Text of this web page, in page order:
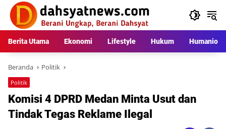
Langsung
konten
Berita Utama Ekonomi Lifestyle Hukum Humaniora
Beranda Politik
Politik
Komisi 4 DPRD Medan Minta Usut dan
Tindak Tegas Reklame Ilegal